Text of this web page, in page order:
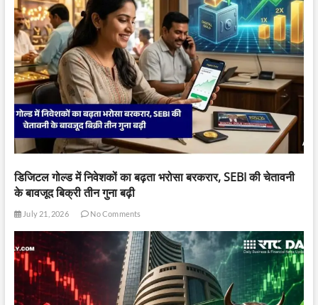
डिजिटल गोल्ड में निवेशकों का बढ़ता भरोसा बरकरार, SEBI की चेतावनी
के बावजूद बिक्री तीन गुना बढ़ी
July 21, 2026 No Comments